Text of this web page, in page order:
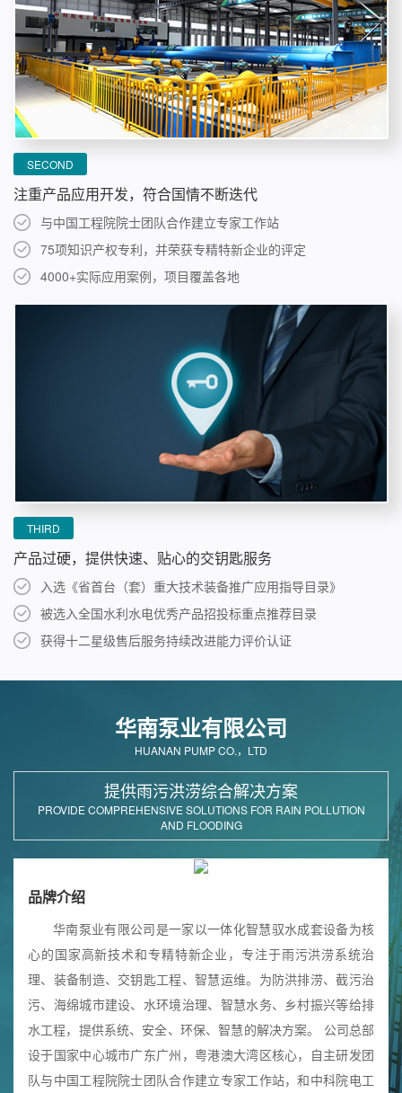
SECOND
注重产品应用开发，符合国情不断迭代
与中国工程院院士团队合作建立专家工作站
75项知识产权专利，并荣获专精特新企业的评定
4000+实际应用案例，项目覆盖各地
THIRD
产品过硬，提供快速、贴心的交钥匙服务
入选《省首台（套）重大技术装备推广应用指导目录》
被选入全国水利水电优秀产品招投标重点推荐目录
获得十二星级售后服务持续改进能力评价认证
华南泵业有限公司
HUANAN PUMP CO.，LTD
提供雨污洪涝综合解决方案
PROVIDE COMPREHENSIVE SOLUTIONS FOR RAIN POLLUTION
AND FLOODING
品牌介绍
华南泵业有限公司是一家以一体化智慧驭水成套设备为核
心的国家高新技术和专精特新企业，专注于雨污洪涝系统治
理、装备制造、交钥匙工程、智慧运维。为防洪排涝、截污治
污、海绵城市建设、水环境治理、智慧水务、乡村振兴等给排
水工程，提供系统、安全、环保、智慧的解决方案。 公司总部
设于国家中心城市广东广州，粤港澳大湾区核心，自主研发团
队与中国工程院院士团队合作建立专家工作站，和中科院电工